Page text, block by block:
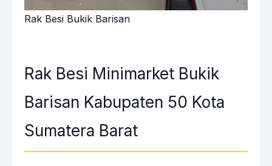
Rak Besi Bukik Barisan
Rak Besi Minimarket Bukik
Barisan Kabupaten 50 Kota
Sumatera Barat